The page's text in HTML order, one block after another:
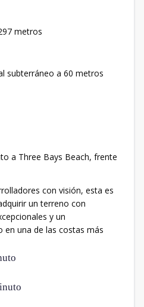
metros
subterráneo a 60 metros
a Three Bays Beach, frente
con visión, esta es
un terreno con
y un
una de las costas más